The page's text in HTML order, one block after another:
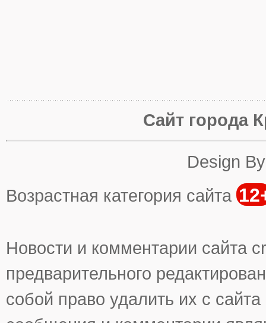
Сайт города
Design
Возрастная категория сайта
Новости и комментарии сайта
предварительного
собой право удалить их с